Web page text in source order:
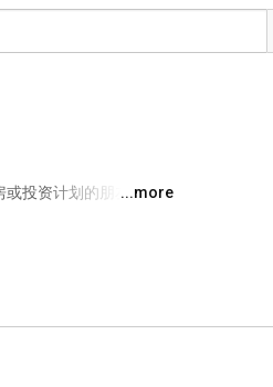
或投资计划的朋友［用
...more